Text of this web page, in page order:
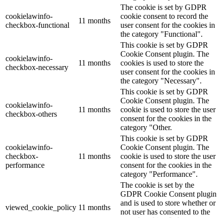
cookielawinfo-
checkbox-functional
11 months
The cookie is set by GDPR
cookie consent to record the
user consent for the cookies in
the category "Functional".
cookielawinfo-
checkbox-necessary
11 months
This cookie is set by GDPR
Cookie Consent plugin. The
cookies is used to store the
user consent for the cookies in
the category "Necessary".
cookielawinfo-
checkbox-others
11 months
This cookie is set by GDPR
Cookie Consent plugin. The
cookie is used to store the user
consent for the cookies in the
category "Other.
cookielawinfo-
checkbox-
performance
11 months
This cookie is set by GDPR
Cookie Consent plugin. The
cookie is used to store the user
consent for the cookies in the
category "Performance".
viewed_cookie_policy 11 months
The cookie is set by the
GDPR Cookie Consent plugin
and is used to store whether or
not user has consented to the